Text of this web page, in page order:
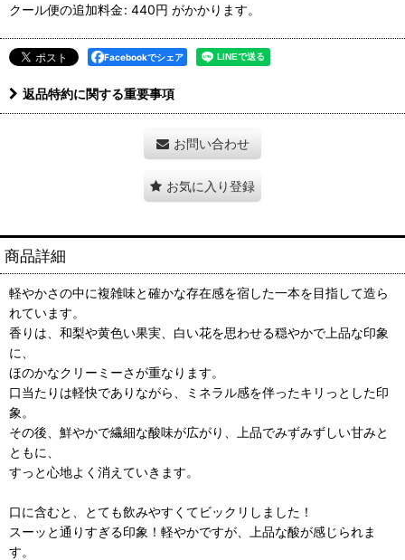
クール便の追加料金: 440円 がかかります。
Facebookでシェア
返品特約に関する重要事項
お問い合わせ
お気に入り登録
商品詳細
軽やかさの中に複雑味と確かな存在感を宿した一本を目指して造ら
れています。
香りは、和梨や黄色い果実、白い花を思わせる穏やかで上品な印象
に、
ほのかなクリーミーさが重なります。
口当たりは軽快でありながら、ミネラル感を伴ったキリっとした印
象。
その後、鮮やかで繊細な酸味が広がり、上品でみずみずしい甘みと
ともに、
すっと心地よく消えていきます。
口に含むと、とても飲みやすくてビックリしました！
スーッと通りすぎる印象！軽やかですが、上品な酸が感じられま
す。